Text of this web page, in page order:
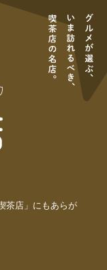
茶店」にもあらが